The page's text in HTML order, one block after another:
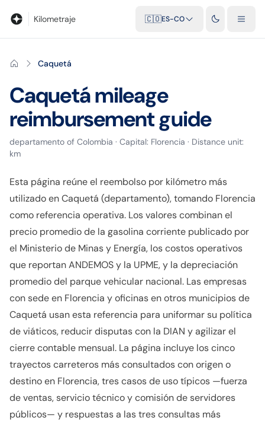
Kilometraje 🇨🇴ES-CO
Caquetá
Caquetámileage
reimbursement guide
departamento of Colombia · Capital: Florencia · Distance unit:
km
Esta página reúne el reembolso por kilómetro más
utilizado en Caquetá (departamento), tomando Florencia
como referencia operativa. Los valores combinan el
precio promedio de la gasolina corriente publicado por
el Ministerio de Minas y Energía, los costos operativos
que reportan ANDEMOS y la UPME, y la depreciación
promedio del parque vehicular nacional. Las empresas
con sede en Florencia y oficinas en otros municipios de
Caquetá usan esta referencia para uniformar su política
de viáticos, reducir disputas con la DIAN y agilizar el
cierre contable mensual. La página incluye los cinco
trayectos carreteros más consultados con origen o
destino en Florencia, tres casos de uso típicos —fuerza
de ventas, servicio técnico y comisión de servidores
públicos— y respuestas a las tres consultas más